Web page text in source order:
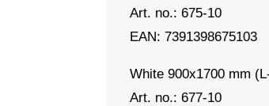
Art. no.: 675-10
EAN: 7391398675103
White 900x1700 mm
Art. no.: 677-10